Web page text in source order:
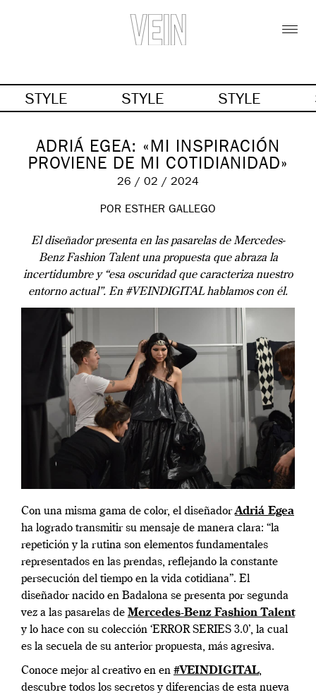
STYLE STYLE STYLE
ADRIÁ EGEA: «MI INSPIRACIÓN
PROVIENE DE MI COTIDIANIDAD»
26 / 02 / 2024
POR ESTHER GALLEGO
El diseñador presenta en las pasarelas de Mercedes-
Benz Fashion Talent una propuesta que abraza la
incertidumbre y “esa oscuridad que caracteriza nuestro
entorno actual”. En #VEINDIGITAL hablamos con él.
Con una misma gama de color, el diseñadorAdriá Egea
ha logrado transmitir su mensaje de manera clara: “la
repetición y la rutina son elementos fundamentales
representados en las prendas, reflejando la constante
persecución del tiempo en la vida cotidiana”. El
diseñador nacido en Badalona se presenta por segunda
vez a las pasarelas de Mercedes-Benz Fashion Talent
y lo hace con su colección ‘ERROR SERIES 3.0’, la cual
es la secuela de su anterior propuesta, más agresiva.
Conoce mejor al creativo en en #VEINDIGITAL,
descubre todos los secretos y diferencias de esta nueva